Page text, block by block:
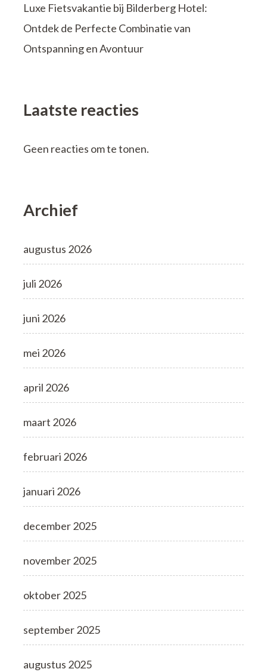
Luxe Fietsvakantie bij Bilderberg Hotel:
Ontdek de Perfecte Combinatie van
Ontspanning en Avontuur
Laatste reacties
Geen reacties om te tonen.
Archief
augustus 2026
juli 2026
juni 2026
mei 2026
april 2026
maart 2026
februari 2026
januari 2026
december 2025
november 2025
oktober 2025
september 2025
augustus 2025